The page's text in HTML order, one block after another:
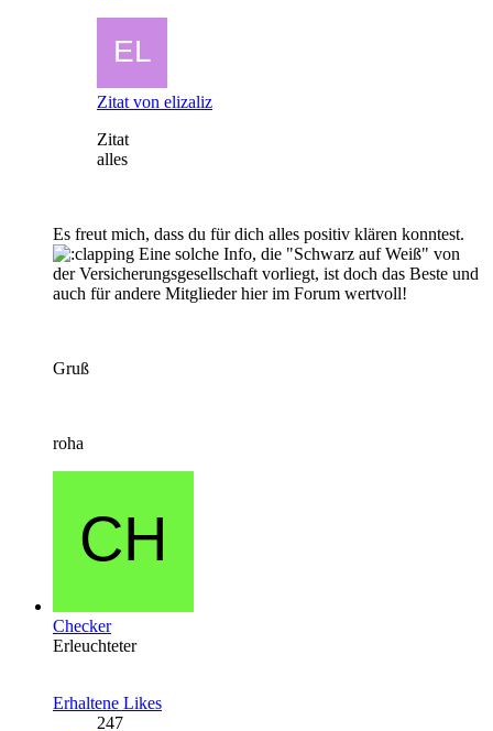
Zitat von elizaliz
Zitat
alles
Es freut mich, dass du für dich alles positiv klären konntest.
Eine solche Info, die "Schwarz auf Weiß" von
der Versicherungsgesellschaft vorliegt, ist doch das Beste und
auch für andere Mitglieder hier im Forum wertvoll!
Gruß
roha
Checker
Erleuchteter
Erhaltene Likes
247